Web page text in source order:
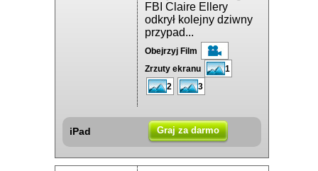
FBI Claire Ellery
odkrył kolejny dziwny
przypad...
Obejrzyj Film
Zrzuty ekranu
1
2
3
iPad Graj za darmo